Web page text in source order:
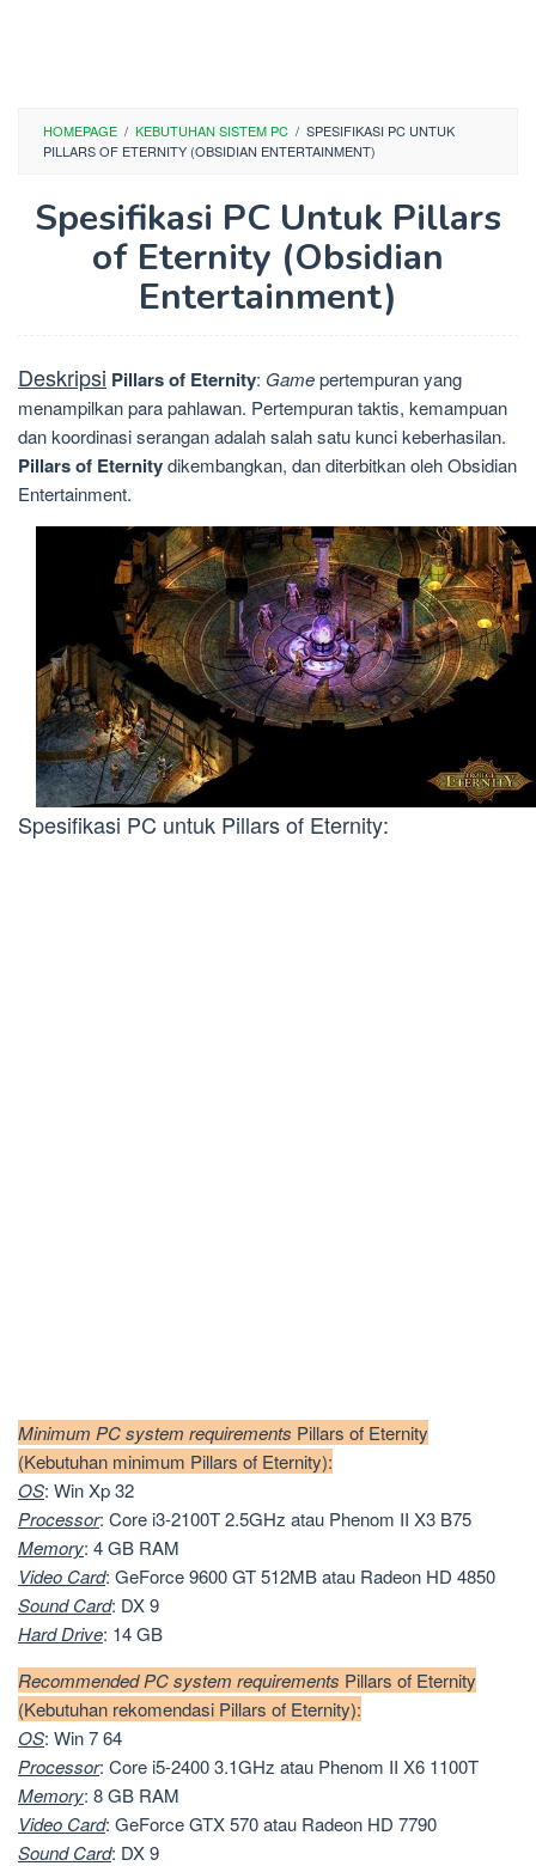
HOMEPAGE / KEBUTUHAN SISTEM PC / SPESIFIKASI PC UNTUK
PILLARS OF ETERNITY (OBSIDIAN ENTERTAINMENT)
Spesifikasi PC Untuk Pillars
of Eternity (Obsidian
Entertainment)
Deskripsi Pillars of Eternity: Gamepertempuran yang
menampilkan para pahlawan. Pertempuran taktis, kemampuan
dan koordinasi serangan adalah salah satu kunci keberhasilan.
Pillars of Eternitydikembangkan, dan diterbitkan oleh Obsidian
Entertainment.
Spesifikasi PC untuk Pillars of Eternity:
Minimum PC system requirements Pillars of Eternity
(Kebutuhan minimum Pillars of Eternity):
OS: Win Xp 32
Processor: Core i3-2100T 2.5GHz atau Phenom II X3 B75
Memory: 4 GB RAM
Video Card: GeForce 9600 GT 512MB atau Radeon HD 4850
SoundCard: DX 9
HardDrive: 14 GB
Recommended PC system requirements Pillars of Eternity
(Kebutuhan rekomendasi Pillars of Eternity):
OS: Win 7 64
Processor: Core i5-2400 3.1GHz atau Phenom II X6 1100T
Memory: 8 GB RAM
Video Card: GeForce GTX 570 atau Radeon HD 7790
SoundCard: DX 9